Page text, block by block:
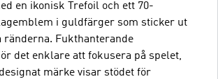
en ikonisk Trefoil och ett 70-
i guldfärger som sticker ut
ränderna. Fukthanterande
det enklare att fokusera på spelet,
märke visar stödet för